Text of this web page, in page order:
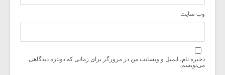
وب‌ سایت
ذخیره نام، ایمیل و وبسایت من در مرورگر برای زمانی که دوباره دیدگاهی
می‌نویسم.